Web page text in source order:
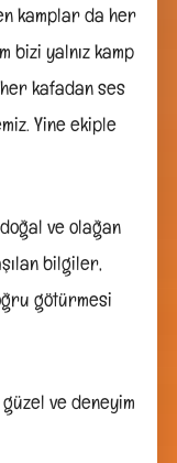
kamplar da her
bizi yalnız kamp
kafadan ses
Yine ekiple
ve olağan
bilgiler,
götürmesi
ve deneyim